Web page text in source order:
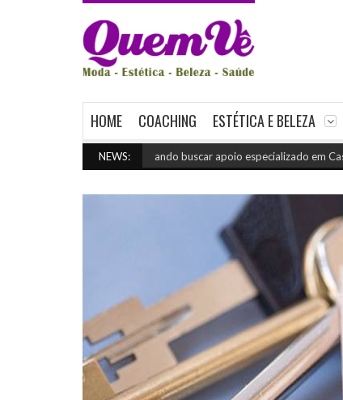
HOME COACHING ESTÉTICA E BELEZA
NEWS:
Quando buscar apoio especializado em Cascavel